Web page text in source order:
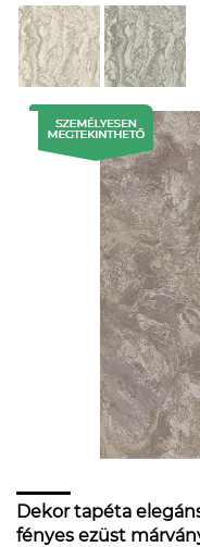
Dekor tapéta
fényes ezüst